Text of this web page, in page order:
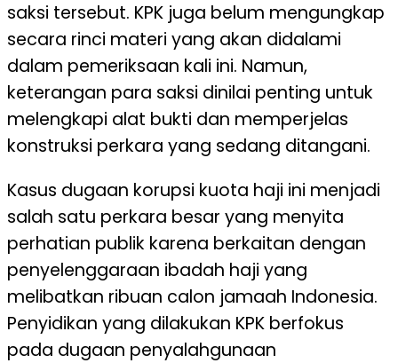
saksi tersebut. KPK juga belum mengungkap
secara rinci materi yang akan didalami
dalam pemeriksaan kali ini. Namun,
keterangan para saksi dinilai penting untuk
melengkapi alat bukti dan memperjelas
konstruksi perkara yang sedang ditangani.
Kasus dugaan korupsi kuota haji ini menjadi
salah satu perkara besar yang menyita
perhatian publik karena berkaitan dengan
penyelenggaraan ibadah haji yang
melibatkan ribuan calon jamaah Indonesia.
Penyidikan yang dilakukan KPK berfokus
pada dugaan penyalahgunaan